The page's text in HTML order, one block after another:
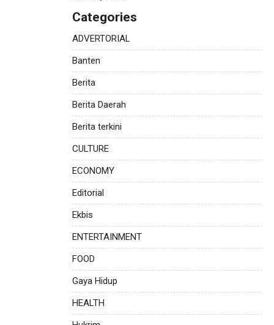
Categories
ADVERTORIAL
Banten
Berita
Berita Daerah
Berita terkini
CULTURE
ECONOMY
Editorial
Ekbis
ENTERTAINMENT
FOOD
Gaya Hidup
HEALTH